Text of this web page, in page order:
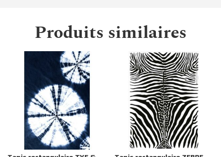
Produits similaires